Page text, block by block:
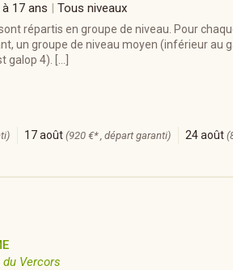
17 ans | Tous niveaux
sont répartis en groupe de niveau. Pour
un groupe de niveau moyen (inférieur au
galop 4). […]
17 août(920 €* , départ garanti) 24 août
du Vercors